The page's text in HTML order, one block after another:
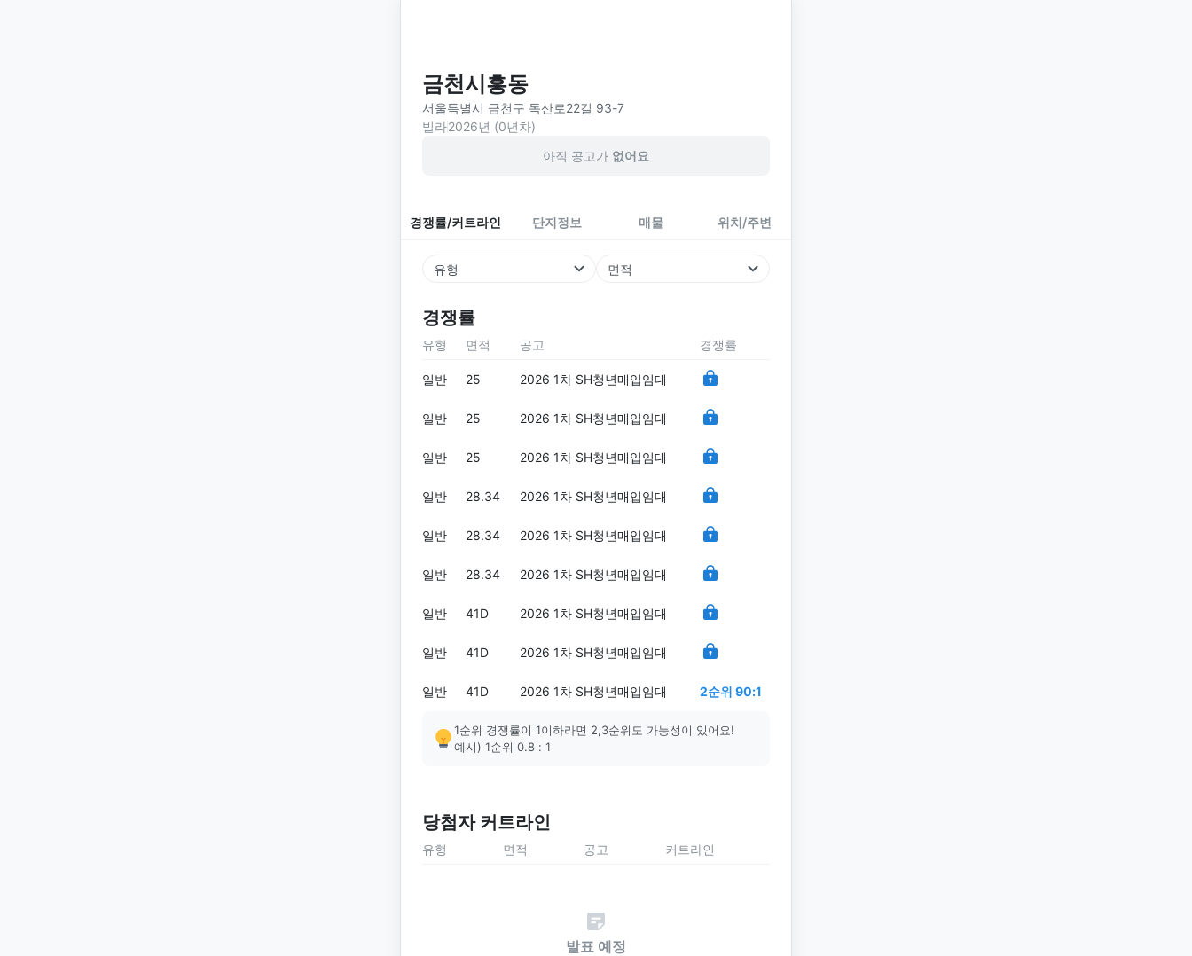
금천시흥동
서울특별시 금천구 독산로22길 93-7
빌라2026년 (0년차)
아직 공고가 없어요
경쟁률/커트라인 단지정보 매물 위치/주변
유형 면적
경쟁률
유형 면적 공고 경쟁률
일반 25 2026 1차 SH청년매입임대
일반 25 2026 1차 SH청년매입임대
일반 25 2026 1차 SH청년매입임대
일반 28.34 2026 1차 SH청년매입임대
일반 28.34 2026 1차 SH청년매입임대
일반 28.34 2026 1차 SH청년매입임대
일반 41D 2026 1차 SH청년매입임대
일반 41D 2026 1차 SH청년매입임대
일반 41D 2026 1차 SH청년매입임대 2순위 90:1
1순위 경쟁률이 1이하라면 2,3순위도 가능성이 있어요!
예시) 1순위 0.8 : 1
당첨자 커트라인
유형 면적 공고 커트라인
발표 예정